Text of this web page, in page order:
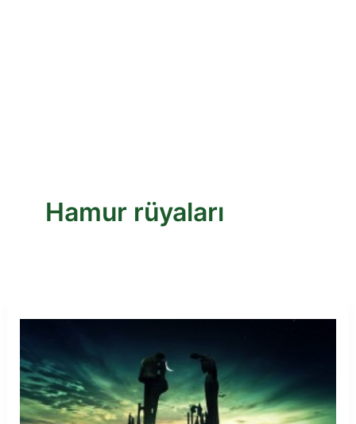
Hamur rüyaları